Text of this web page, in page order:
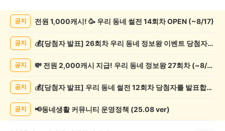
게
공지 전원 1,000캐시! 🥳 우리 동네 썰전 14회차 OPEN (~8/17)
공지 💰[당첨자 발표] 26회차 우리 동네 정보왕 이벤트 당첨자를 발표합니다!
공지 💸 전원 2,000캐시 지급! 우리 동네 정보왕 27회차 (~8/10)
공지 💰[당첨자 발표] 우리 동네 썰전 12회차 당첨자를 발표합니다!
공지 📢동네생활 커뮤니티 운영정책 (25.08 ver)